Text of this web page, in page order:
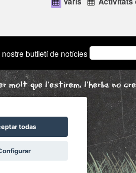
butlletí de notícies
molt que l'estirem, l'herba no
todas